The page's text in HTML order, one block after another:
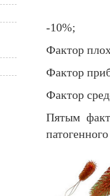
-10%;
Фактор
Фактор
Фактор
Пятым